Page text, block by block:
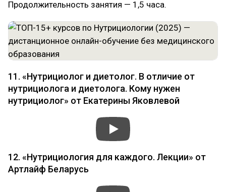
Продолжительность занятия — 1,5 часа.
11. «Нутрициолог и диетолог. В отличие от
нутрициолога и диетолога. Кому нужен
нутрициолог» от Екатерины Яковлевой
12. «Нутрициология для каждого. Лекции» от
Артлайф Беларусь